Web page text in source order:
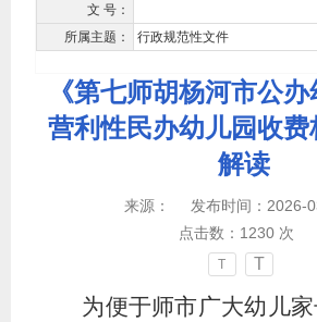
文 号：
所属主题：
行政规范性文件
《第七师胡杨河市公
营利性民办幼儿园收
解读
来源：
发布时间：2026-
点击数： 1230次
T T
为便于师市广大幼儿